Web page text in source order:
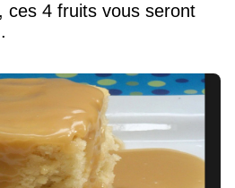
ces 4 fruits vous seront